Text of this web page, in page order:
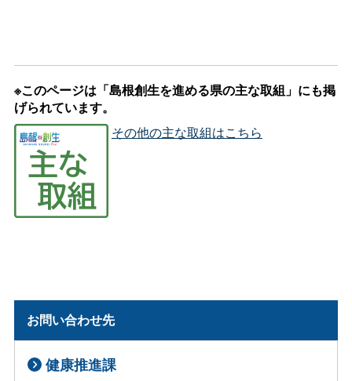
※このページは「島根創生を進める県の主な取組」にも掲
げられています。
その他の主な取組はこちら
お問い合わせ先
健康推進課